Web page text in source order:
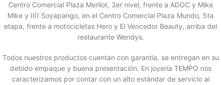
Centro Comercial Plaza Merliot, 3er nivel, frente a ADOC y Mike
Mike y III) Soyapango, en el Centro Comercial Plaza Mundo, 5ta
etapa, frente a motocicletas Hero y El Vencedor Beauty, arriba del
restaurante Wendys.
Todos nuestros productos cuentan con garantía, se entregan en su
debido empaque y buena presentación. En joyería TEMPO nos
caracterizamos por contar con un alto estándar de servicio al